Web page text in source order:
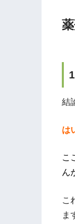
結
は
こ
ん
こ
ま